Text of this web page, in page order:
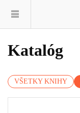
Katalóg
VŠETKY KNIHY